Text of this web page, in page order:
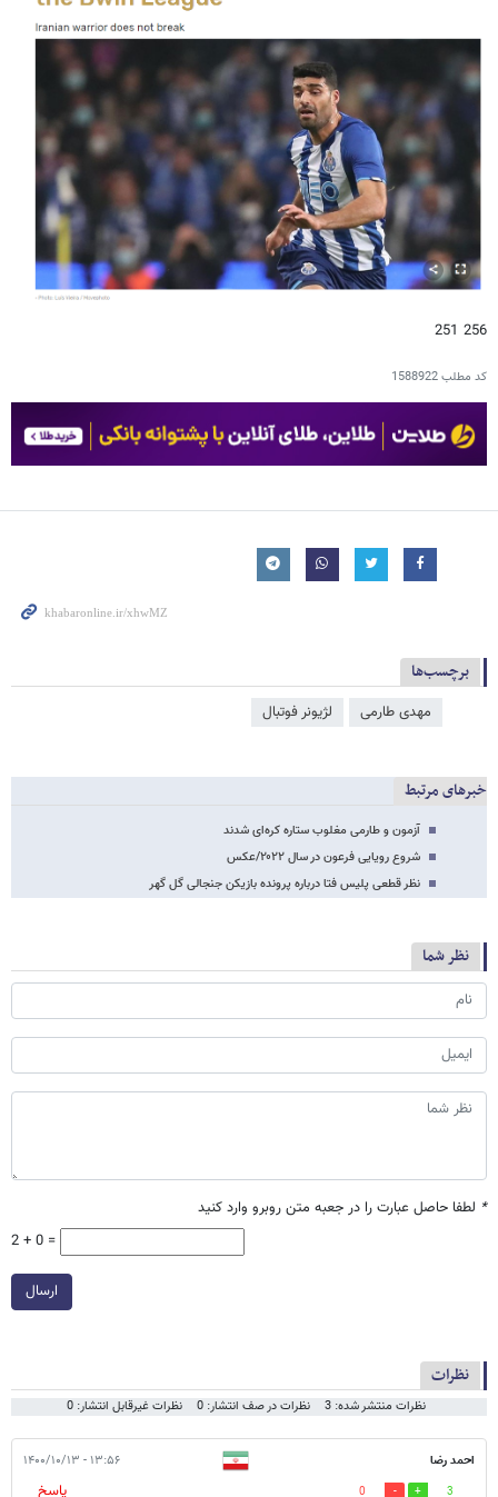
256 251
کد مطلب1588922
برچسب‌ها
مهدی طارمی لژیونر فوتبال
خبرهای مرتبط
آزمون و طارمی مغلوب ستاره کره‌ای شدند
شروع رویایی فرعون در سال ۲۰۲۲/عکس
نظر قطعی پلیس فتا درباره پرونده بازیکن جنجالی گل گهر
نظر شما
* لطفا حاصل عبارت را در جعبه متن روبرو وارد کنید
2 + 0 =
ارسال
نظرات
نظرات منتشر شده: 3 نظرات در صف انتشار: 0 نظرات غیرقابل انتشار: 0
احمد رضا ۱۳:۵۶ - ۱۴۰۰/۱۰/۱۳
3
0 پاسخ